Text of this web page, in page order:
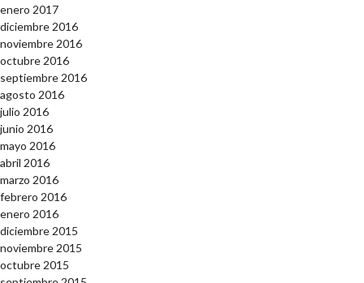
enero 2017
diciembre 2016
noviembre 2016
octubre 2016
septiembre 2016
agosto 2016
julio 2016
junio 2016
mayo 2016
abril 2016
marzo 2016
febrero 2016
enero 2016
diciembre 2015
noviembre 2015
octubre 2015